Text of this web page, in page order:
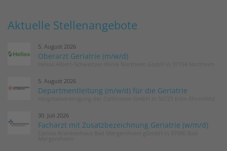
Aktuelle Stellenangebote
5. August 2026
Oberarzt Geriatrie (m/w/d)
5. August 2026
Departmentleitung (m/w/d) für die Geriatrie
30. Juli 2026
Facharzt mit Zusatzbezeichnung Geriatrie (w/m/d)